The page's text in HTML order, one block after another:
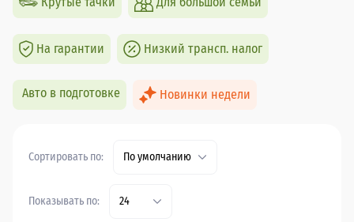
На гарантии Низкий трансп. налог
Авто в подготовке Новинки недели
Сортировать по: По умолчанию
Показывать по: 24